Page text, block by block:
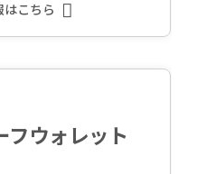
はこちら
フウォレット